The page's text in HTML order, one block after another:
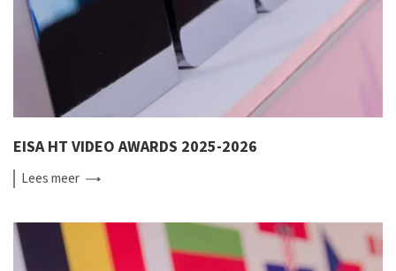
EISA HT VIDEO AWARDS 2025-2026
Leesmeer